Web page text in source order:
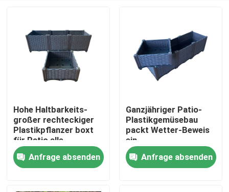
Startseite
Produkte
Über uns
Hohe Haltbarkeits-
großer rechteckiger
Plastikpflanzer boxt
für Patio alle
Jahreszeiten
Anfrage absenden
Ganzjähriger Patio-
Plastikgemüsebau
packt Wetter-Beweis
ein
Anfrage absenden